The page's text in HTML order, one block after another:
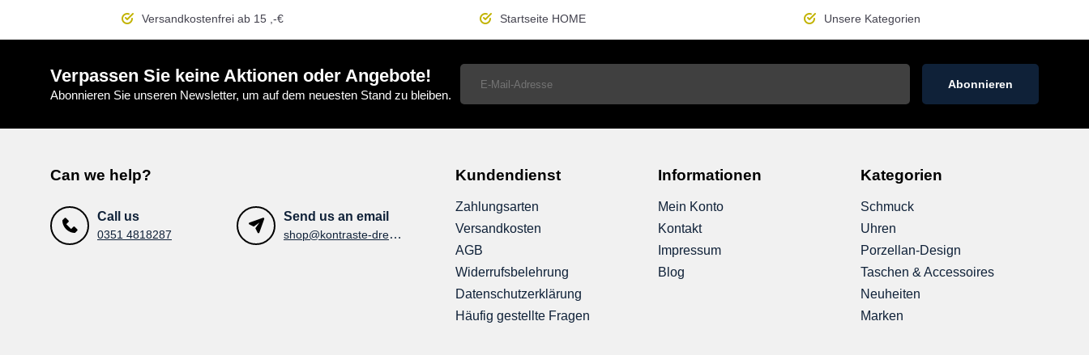
Versandkostenfreiab 15 ,-€ Startseite HOME Unsere Kategorien
Verpassen Sie keine Aktionen oder Angebote!
Abonnieren Sie unseren Newsletter, um auf dem neuesten Stand zu bleiben.
Abonnieren
Can we help?
Call us
0351 4818287
Send us an email
shop@kontraste-dresden.de
Kundendienst
Zahlungsarten
Versandkosten
AGB
Widerrufsbelehrung
Datenschutzerklärung
Häufig gestellte Fragen
Informationen
Mein Konto
Kontakt
Impressum
Blog
Kategorien
Schmuck
Uhren
Porzellan-Design
Taschen & Accessoires
Neuheiten
Marken